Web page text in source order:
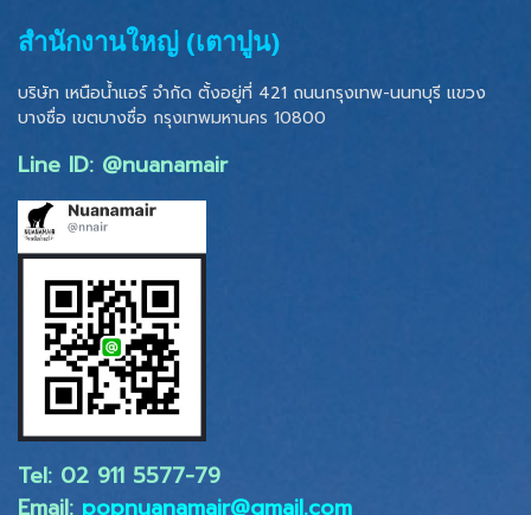
สำนักงานใหญ่ (เตาปูน)
บริษัท เหนือน้ำแอร์ จำกัด ตั้งอยู่ที่ 421 ถนนกรุงเทพ-นนทบุรี แขวง
บางซื่อ เขตบางซื่อ กรุงเทพมหานคร 10800
Line ID: @nuanamair
Tel: 02 ​911 5577-79
Email: popnuanamair@gmail.com